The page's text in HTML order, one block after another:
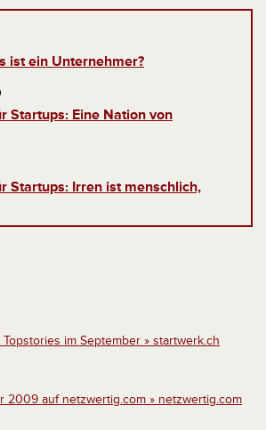
ist ein Unternehmer?
Startups: Eine Nation von
Startups: Irren ist menschlich,
im September » startwerk.ch
2009 auf netzwertig.com » netzwertig.com